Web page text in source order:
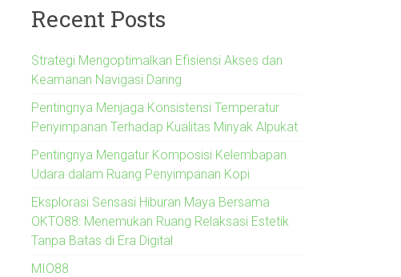
Recent Posts
Strategi Mengoptimalkan Efisiensi Akses dan
Keamanan Navigasi Daring
Pentingnya Menjaga Konsistensi Temperatur
Penyimpanan Terhadap Kualitas Minyak Alpukat
Pentingnya Mengatur Komposisi Kelembapan
Udara dalam Ruang Penyimpanan Kopi
Eksplorasi Sensasi Hiburan Maya Bersama
OKTO88: Menemukan Ruang Relaksasi Estetik
Tanpa Batas di Era Digital
MIO88